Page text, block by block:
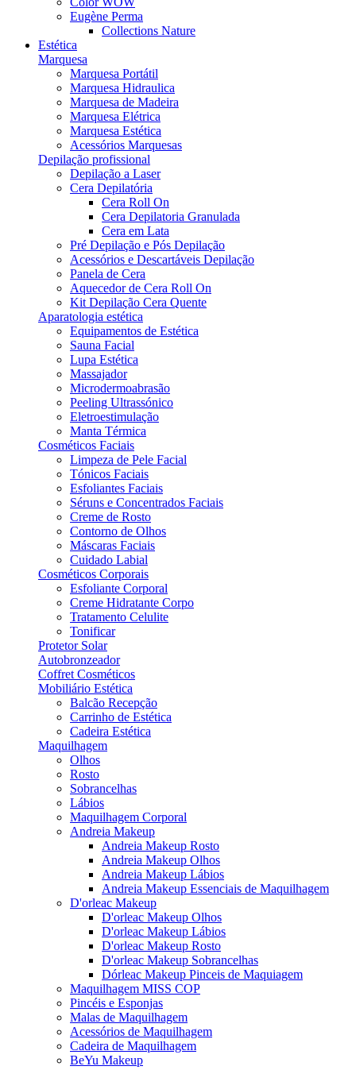
Eugène Perma
Collections Nature
Estética
Marquesa
Marquesa Portátil
Marquesa Hidraulica
Marquesa de Madeira
Marquesa Elétrica
Marquesa Estética
Acessórios Marquesas
Depilação profissional
Depilação a Laser
Cera Depilatória
Cera Roll On
Cera Depilatoria Granulada
Cera em Lata
Pré Depilação e Pós Depilação
Acessórios e Descartáveis Depilação
Panela de Cera
Aquecedor de Cera Roll On
Kit Depilação Cera Quente
Aparatologia estética
Equipamentos de Estética
Sauna Facial
Lupa Estética
Massajador
Microdermoabrasão
Peeling Ultrassónico
Eletroestimulação
Manta Térmica
Cosméticos Faciais
Limpeza de Pele Facial
Tónicos Faciais
Esfoliantes Faciais
Séruns e Concentrados Faciais
Creme de Rosto
Contorno de Olhos
Máscaras Faciais
Cuidado Labial
Cosméticos Corporais
Esfoliante Corporal
Creme Hidratante Corpo
Tratamento Celulite
Tonificar
Protetor Solar
Autobronzeador
Coffret Cosméticos
Mobiliário Estética
Balcão Recepção
Carrinho de Estética
Cadeira Estética
Maquilhagem
Olhos
Rosto
Sobrancelhas
Lábios
Maquilhagem Corporal
Andreia Makeup
Andreia Makeup Rosto
Andreia Makeup Olhos
Andreia Makeup Lábios
Andreia Makeup Essenciais de Maquilhagem
D'orleac Makeup
D'orleac Makeup Olhos
D'orleac Makeup Lábios
D'orleac Makeup Rosto
D'orleac Makeup Sobrancelhas
Dórleac Makeup Pinceis de Maquiagem
Maquilhagem MISS COP
Pincéis e Esponjas
Malas de Maquilhagem
Acessórios de Maquilhagem
Cadeira de Maquilhagem
BeYu Makeup